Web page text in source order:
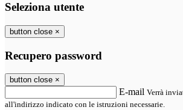
Seleziona utente
button close ×
Recupero password
button close ×
E-mail Verrà
all'indirizzo indicato con le istruzioni necessarie.